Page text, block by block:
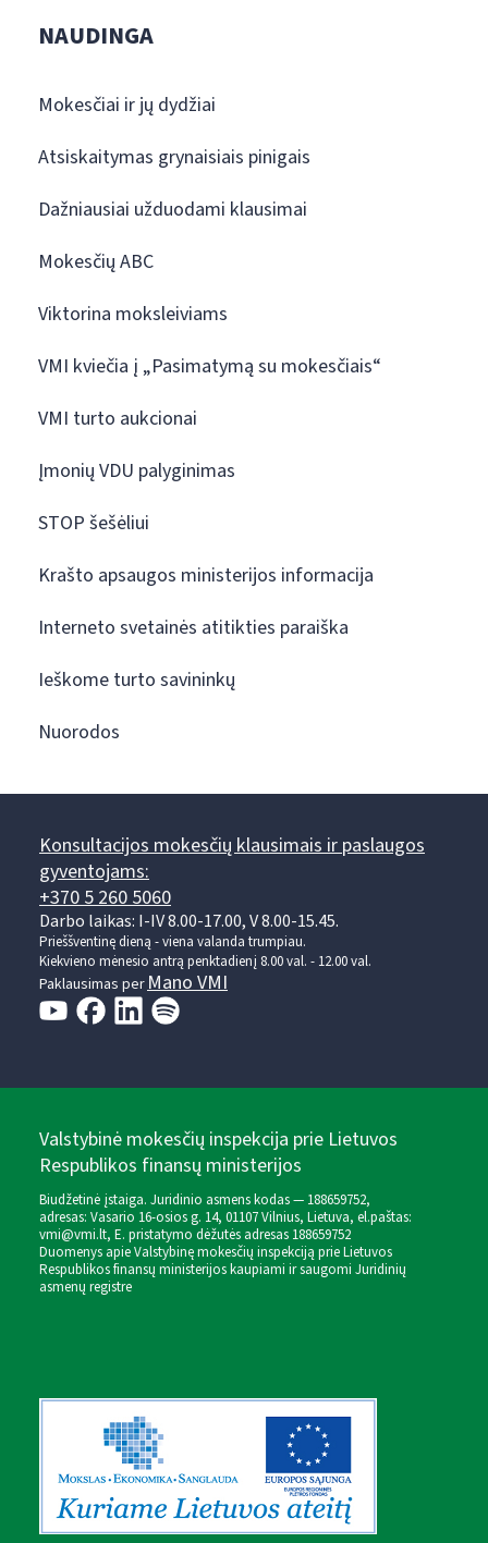
NAUDINGA
Mokesčiai ir jų dydžiai
Atsiskaitymas grynaisiais pinigais
Dažniausiai užduodami klausimai
Mokesčių ABC
Viktorina moksleiviams
VMI kviečia į „Pasimatymą su mokesčiais“
VMI turto aukcionai
Įmonių VDU palyginimas
STOP šešėliui
Krašto apsaugos ministerijos informacija
Interneto svetainės atitikties paraiška
Ieškome turto savininkų
Nuorodos
Konsultacijos mokesčių klausimais ir paslaugos
gyventojams:
+370 5 260 5060
Darbo laikas: I-IV 8.00-17.00, V 8.00-15.45.
Prieššventinę dieną - viena valanda trumpiau.
Kiekvieno mėnesio antrą penktadienį 8.00 val. - 12.00 val.
Paklausimas perMano VMI
Valstybinė mokesčių inspekcija prie Lietuvos
Respublikos finansų ministerijos
Biudžetinė įstaiga. Juridinio asmens kodas — 188659752,
adresas: Vasario 16-osios g. 14, 01107 Vilnius, Lietuva, el.paštas:
vmi@vmi.lt, E. pristatymo dėžutės adresas 188659752
Duomenys apie Valstybinę mokesčių inspekciją prie Lietuvos
Respublikos finansų ministerijos kaupiami ir saugomi Juridinių
asmenų registre